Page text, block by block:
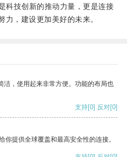
技创新的推动力量，更是连接
力，建设更加美好的未来。
洁，使用起来非常方便。功能的布局也
支持[0] 反对[0]
你提供全球覆盖和最高安全性的连接。